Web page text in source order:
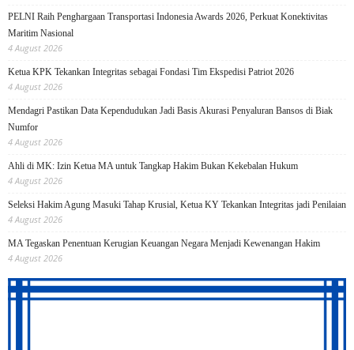
PELNI Raih Penghargaan Transportasi Indonesia Awards 2026, Perkuat Konektivitas
Maritim Nasional
4 August 2026
Ketua KPK Tekankan Integritas sebagai Fondasi Tim Ekspedisi Patriot 2026
4 August 2026
Mendagri Pastikan Data Kependudukan Jadi Basis Akurasi Penyaluran Bansos di Biak
Numfor
4 August 2026
Ahli di MK: Izin Ketua MA untuk Tangkap Hakim Bukan Kekebalan Hukum
4 August 2026
Seleksi Hakim Agung Masuki Tahap Krusial, Ketua KY Tekankan Integritas jadi Penilaian
4 August 2026
MA Tegaskan Penentuan Kerugian Keuangan Negara Menjadi Kewenangan Hakim
4 August 2026